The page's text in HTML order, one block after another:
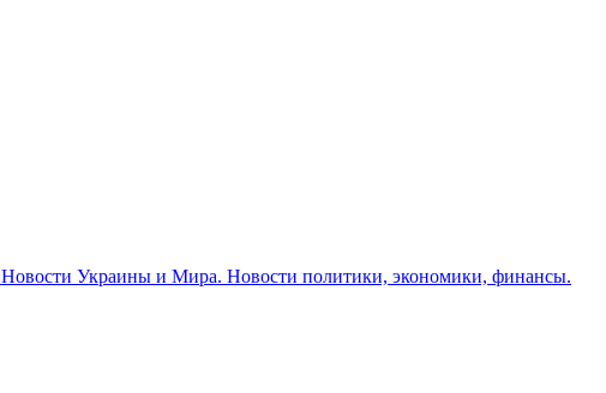
Новости Украины и Мира. Новости политики, экономики, финансы.